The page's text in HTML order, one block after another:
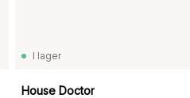
I lager
House Doctor